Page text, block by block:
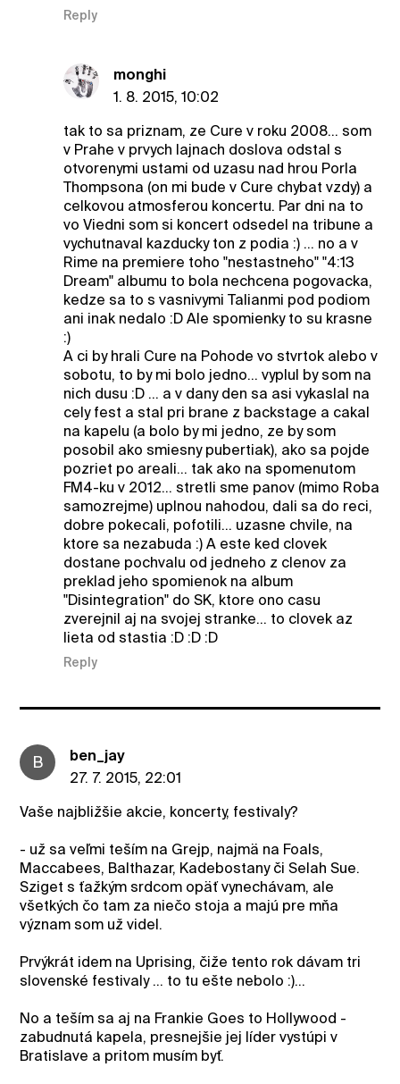
Reply
monghi
1. 8. 2015, 10:02
tak to sa priznam, ze Cure v roku 2008... som
v Prahe v prvych lajnach doslova odstal s
otvorenymi ustami od uzasu nad hrou Porla
Thompsona (on mi bude v Cure chybat vzdy) a
celkovou atmosferou koncertu. Par dni na to
vo Viedni som si koncert odsedel na tribune a
vychutnaval kazducky ton z podia :) ... no a v
Rime na premiere toho "nestastneho" "4:13
Dream" albumu to bola nechcena pogovacka,
kedze sa to s vasnivymi Talianmi pod podiom
ani inak nedalo :D Ale spomienky to su krasne
:)
A ci by hrali Cure na Pohode vo stvrtok alebo v
sobotu, to by mi bolo jedno... vyplul by som na
nich dusu :D ... a v dany den sa asi vykaslal na
cely fest a stal pri brane z backstage a cakal
na kapelu (a bolo by mi jedno, ze by som
posobil ako smiesny pubertiak), ako sa pojde
pozriet po areali... tak ako na spomenutom
FM4-ku v 2012... stretli sme panov (mimo Roba
samozrejme) uplnou nahodou, dali sa do reci,
dobre pokecali, pofotili... uzasne chvile, na
ktore sa nezabuda :) A este ked clovek
dostane pochvalu od jedneho z clenov za
preklad jeho spomienok na album
"Disintegration" do SK, ktore ono casu
zverejnil aj na svojej stranke... to clovek az
lieta od stastia :D :D :D
Reply
B
ben_jay
27. 7. 2015, 22:01
Vaše najbližšie akcie, koncerty, festivaly?
- už sa veľmi teším na Grejp, najmä na Foals,
Maccabees, Balthazar, Kadebostany či Selah Sue.
Sziget s ťažkým srdcom opäť vynechávam, ale
všetkých čo tam za niečo stoja a majú pre mňa
význam som už videl.
Prvýkrát idem na Uprising, čiže tento rok dávam tri
slovenské festivaly ... to tu ešte nebolo :)...
No a teším sa aj na Frankie Goes to Hollywood -
zabudnutá kapela, presnejšie jej líder vystúpi v
Bratislave a pritom musím byť.